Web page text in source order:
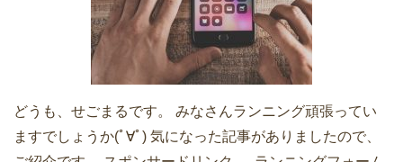
どうも、せごまるです。 みなさんランニング頑張ってい
ますでしょうか(ﾟ∀ﾟ) 気になった記事がありましたので、